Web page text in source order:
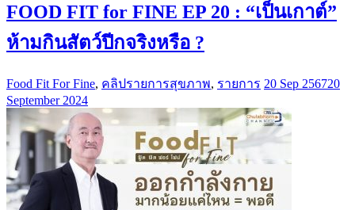
FOOD FIT for FINE EP 20 : “เป็นเกาต์”
ห้ามกินสัตว์ปีกจริงหรือ ?
Food Fit For Fine, คลิปรายการสุขภาพ, รายการ 20 Sep 256720
September 2024